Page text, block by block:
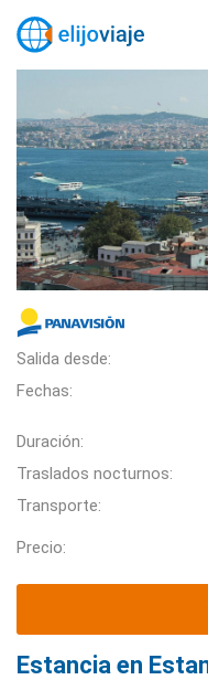
Salida desde:
Fechas:
Duración:
Traslados nocturnos:
Transporte:
Precio:
Estancia en